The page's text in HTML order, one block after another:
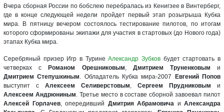
Вчера сборная России по бобслею перебралась из Кенигзее в Винтерберг,
где в конце следующей недели пройдет первый этап розыгрыша Кубка
мира. В пятницу вечером состоялось тестирование пилотов, по итогам
которого сформированы экипажи для участия в стартовых (до Нового года)
этапах Кубка мира.
Серебряный призер Игр в ТуринеАлександр Зубков будет стартовать в
четверках с
Романом Орешниковым, Дмитрием Труненковым и
Дмитрием Степушкиным. Обладатель Кубка мира-2007
Евгений Попов
выступит с Алексеем Селиверстовым, Сергеем Прудниковым и
Алексеем Андрюниным. Третье место в составе сборной завоевал пилот
Алексей Горлачев, опередивший Дмитрия Абрамовича и Александра